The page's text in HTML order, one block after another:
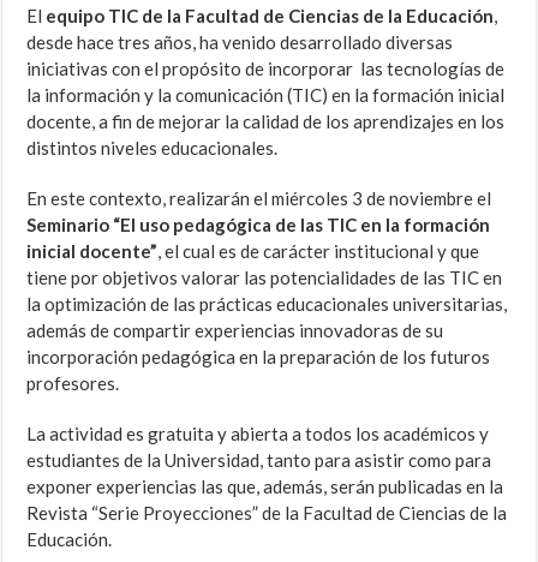
El equipo TIC de la Facultad de Ciencias de la Educación,
desde hace tres años, ha venido desarrollado diversas
iniciativas con el propósito de incorporar las tecnologías de
la información y la comunicación (TIC) en la formación inicial
docente, a fin de mejorar la calidad de los aprendizajes en los
distintos niveles educacionales.
En este contexto, realizarán el miércoles 3 de noviembre el
Seminario “El uso pedagógica de las TIC en la formación
inicial docente”, el cual es de carácter institucional y que
tiene por objetivos valorar las potencialidades de las TIC en
la optimización de las prácticas educacionales universitarias,
además de compartir experiencias innovadoras de su
incorporación pedagógica en la preparación de los futuros
profesores.
La actividad es gratuita y abierta a todos los académicos y
estudiantes de la Universidad, tanto para asistir como para
exponer experiencias las que, además, serán publicadas en la
Revista “Serie Proyecciones” de la Facultad de Ciencias de la
Educación.